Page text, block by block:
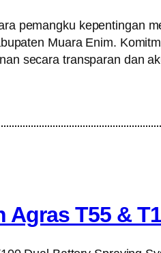
pemangku kepentingan
Muara Enim.
secara transparan dan
T55 &